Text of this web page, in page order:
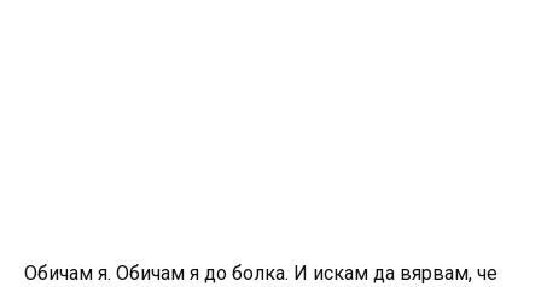
Обичам я. Обичам я до болка. И искам да вярвам, че